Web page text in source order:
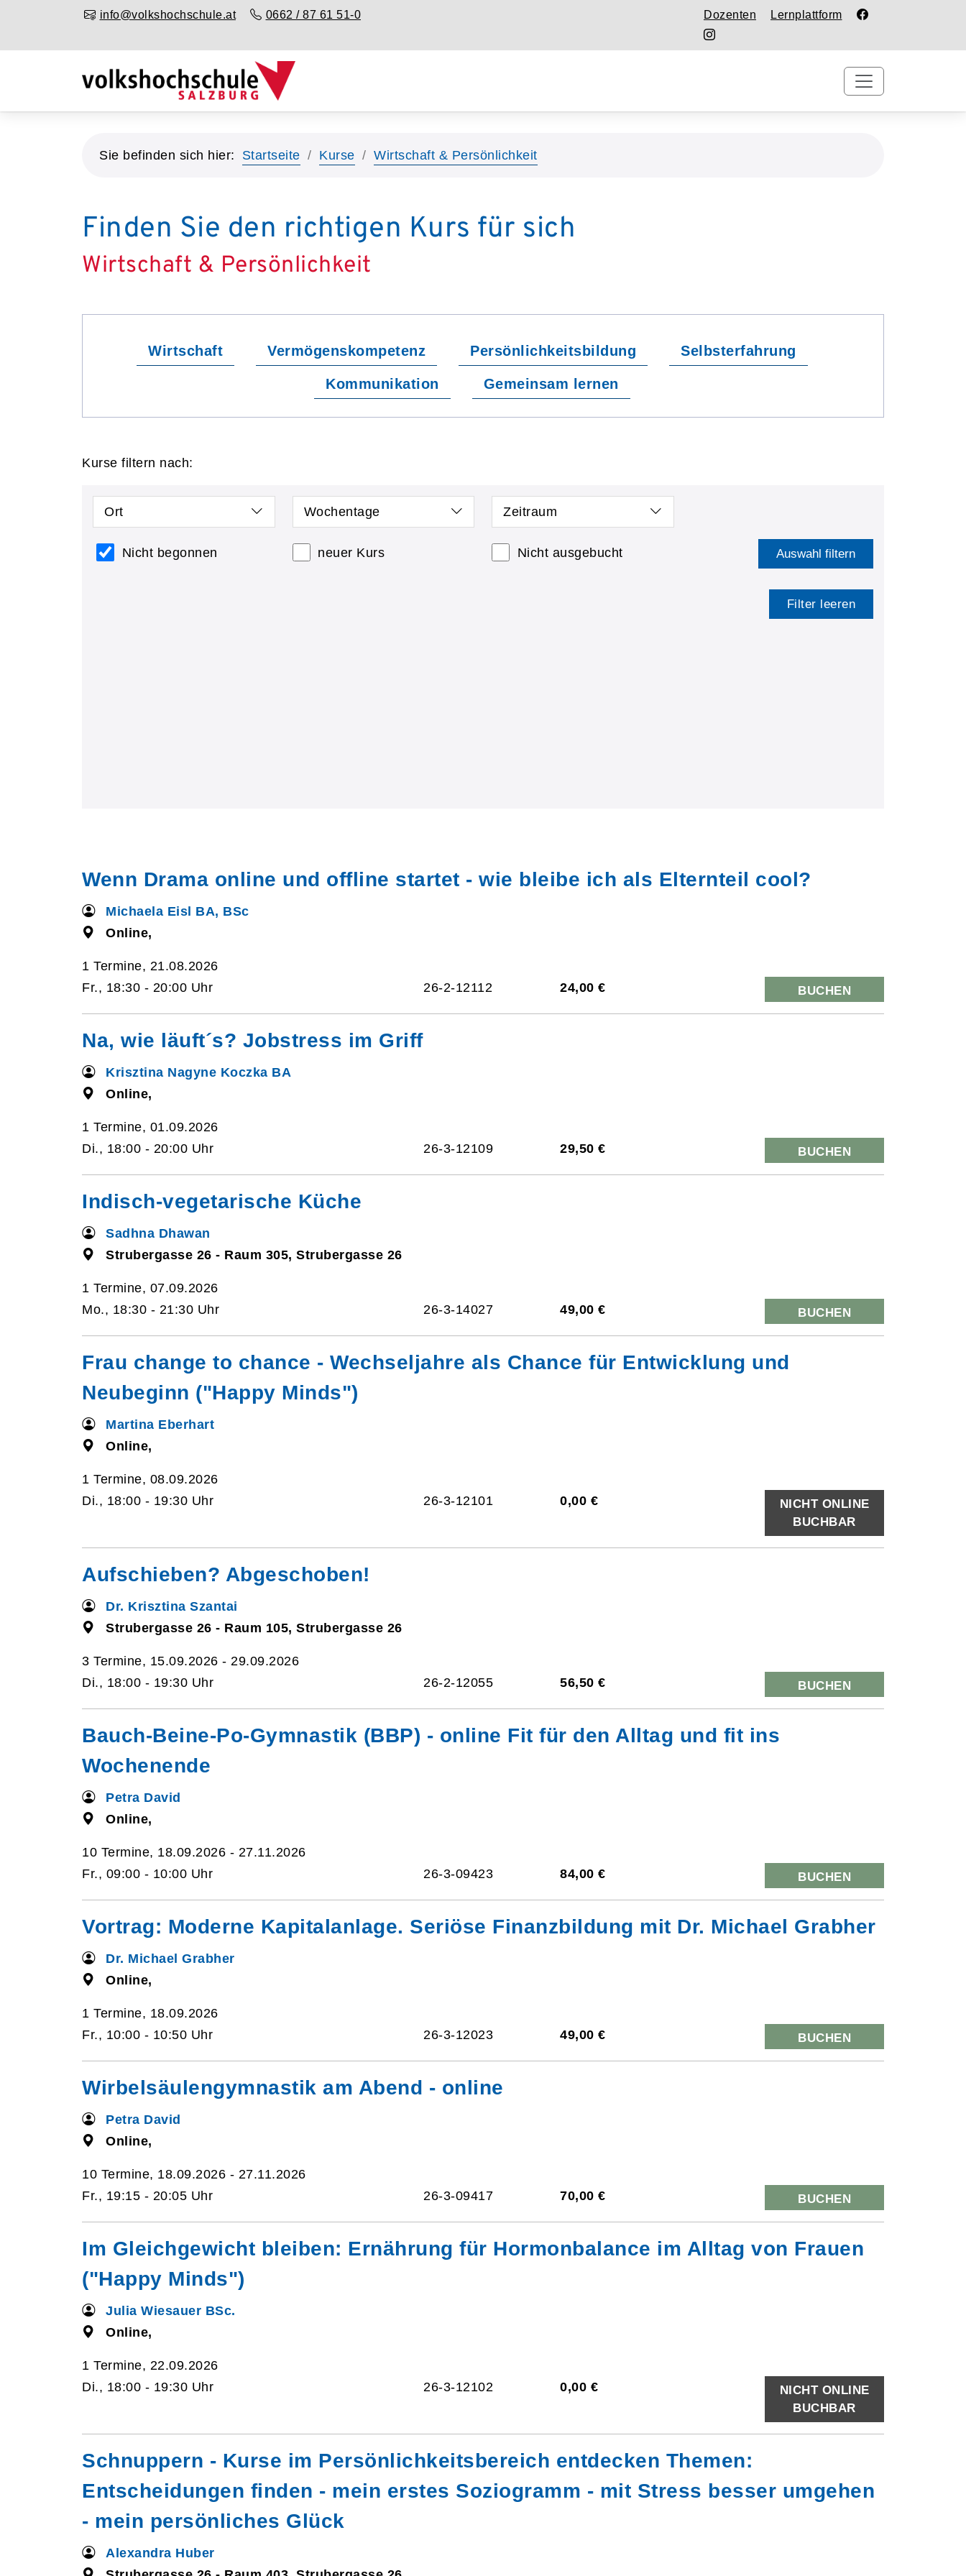
info@volkshochschule.at 0662 / 87 61 51-0 Dozenten Lernplattform
Sie befinden sich hier: Startseite Kurse Wirtschaft & Persönlichkeit
Finden Sie den richtigen Kurs für sich
Wirtschaft & Persönlichkeit
Wirtschaft Vermögenskompetenz Persönlichkeitsbildung Selbsterfahrung
Kommunikation Gemeinsam lernen
Kurse filtern nach:
Ort Wochentage Zeitraum
Nicht begonnen neuer Kurs Nicht ausgebucht Auswahl filtern
Filter leeren
Wenn Drama online und offline startet - wie bleibe ich als Elternteil cool?
Michaela Eisl BA, BSc
Online,
1 Termine, 21.08.2026
Fr., 18:30 - 20:00 Uhr
26-2-12112 24,00 € BUCHEN
Na, wie läuft´s? Jobstress im Griff
Krisztina Nagyne Koczka BA
Online,
1 Termine, 01.09.2026
Di., 18:00 - 20:00 Uhr
26-3-12109 29,50 € BUCHEN
Indisch-vegetarische Küche
Sadhna Dhawan
Strubergasse 26 - Raum 305, Strubergasse 26
1 Termine, 07.09.2026
Mo., 18:30 - 21:30 Uhr
26-3-14027 49,00 € BUCHEN
Frau change to chance - Wechseljahre als Chance für Entwicklung und
Neubeginn ("Happy Minds")
Martina Eberhart
Online,
1 Termine, 08.09.2026
Di., 18:00 - 19:30 Uhr
26-3-12101 0,00 €
NICHT ONLINE
BUCHBAR
Aufschieben? Abgeschoben!
Dr. Krisztina Szantai
Strubergasse 26 - Raum 105, Strubergasse 26
3 Termine, 15.09.2026 - 29.09.2026
Di., 18:00 - 19:30 Uhr
26-2-12055 56,50 € BUCHEN
Bauch-Beine-Po-Gymnastik (BBP) - online Fit für den Alltag und fit ins
Wochenende
Petra David
Online,
10 Termine, 18.09.2026 - 27.11.2026
Fr., 09:00 - 10:00 Uhr
26-3-09423 84,00 € BUCHEN
Vortrag: Moderne Kapitalanlage. Seriöse Finanzbildung mit Dr. Michael Grabher
Dr. Michael Grabher
Online,
1 Termine, 18.09.2026
Fr., 10:00 - 10:50 Uhr
26-3-12023 49,00 € BUCHEN
Wirbelsäulengymnastik am Abend - online
Petra David
Online,
10 Termine, 18.09.2026 - 27.11.2026
Fr., 19:15 - 20:05 Uhr
26-3-09417 70,00 € BUCHEN
Im Gleichgewicht bleiben: Ernährung für Hormonbalance im Alltag von Frauen
("Happy Minds")
Julia Wiesauer BSc.
Online,
1 Termine, 22.09.2026
Di., 18:00 - 19:30 Uhr
26-3-12102 0,00 €
NICHT ONLINE
BUCHBAR
Schnuppern - Kurse im Persönlichkeitsbereich entdecken Themen:
Entscheidungen finden - mein erstes Soziogramm - mit Stress besser umgehen
- mein persönliches Glück
Alexandra Huber